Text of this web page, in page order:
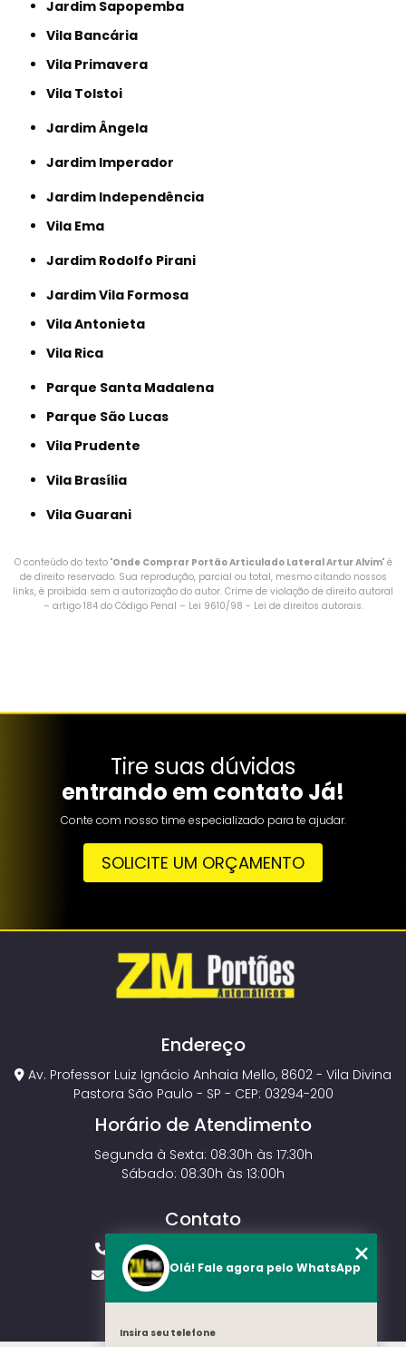
Jardim Sapopemba
Vila Bancária
Vila Primavera
Vila Tolstoi
Jardim Ângela
Jardim Imperador
Jardim Independência
Vila Ema
Jardim Rodolfo Pirani
Jardim Vila Formosa
Vila Antonieta
Vila Rica
Parque Santa Madalena
Parque São Lucas
Vila Prudente
Vila Brasília
Vila Guarani
O conteúdo do texto "Onde Comprar Portão Articulado Lateral Artur Alvim" é
de direito reservado. Sua reprodução, parcial ou total, mesmo citando nossos
links, é proibida sem a autorização do autor. Crime de violação de direito autoral
– artigo 184 do Código Penal – Lei 9610/98 - Lei de direitos autorais.
Tire suas dúvidas
entrando em contato Já!
Conte com nosso time especializado para te ajudar.
SOLICITE UM ORÇAMENTO
Endereço
Av. Professor Luiz Ignácio Anhaia Mello, 8602 - Vila Divina
Pastora São Paulo - SP - CEP: 03294-200
Horário de Atendimento
Segunda à Sexta: 08:30h às 17:30h
Sábado: 08:30h às 13:00h
Contato
(11) 2143-4826
vendas.zmportoes@gmail.com
Olá! Fale agora pelo WhatsApp
Insira seu telefone